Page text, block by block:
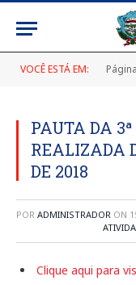
VOCÊ ESTÁ EM:
PAUTA DA
REALIZADA
DE 2018
POR ADMINISTRADOR ON
Clique aqui para